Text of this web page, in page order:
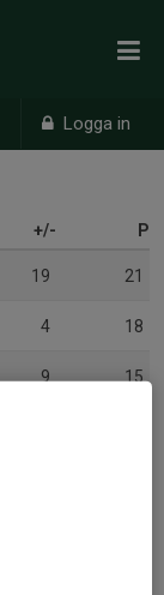
Logga in
+/- P
19 21
4 18
9 15